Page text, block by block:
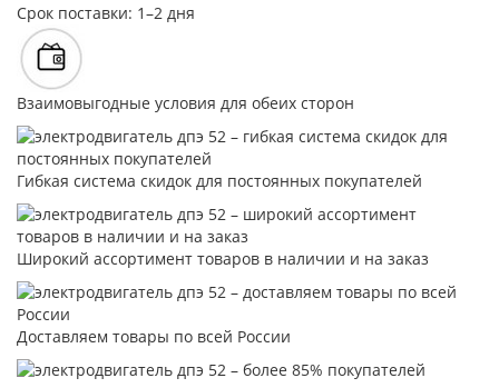
Срок поставки: 1–2 дня
Взаимовыгодные условия для обеих сторон
Гибкая система скидок для постоянных покупателей
Широкий ассортимент товаров в наличии и на заказ
Доставляем товары по всей России